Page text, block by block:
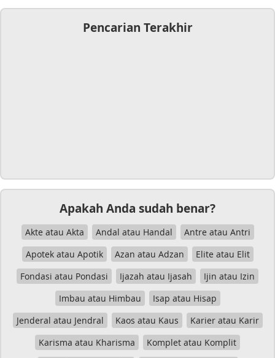
Pencarian Terakhir
Apakah Anda sudah benar?
Akte atau Akta Andal atau Handal
Antre atau Antri
Apotek atau Apotik
Azan atau Adzan
Elite atau Elit
Fondasi atau Pondasi
Ijazah atau Ijasah
Ijin atau Izin
Imbau atau Himbau
Isap atau Hisap
Jenderal atau Jendral
Kaos atau Kaus
Karier atau Karir
Karisma atau Kharisma
Komplet atau Komplit